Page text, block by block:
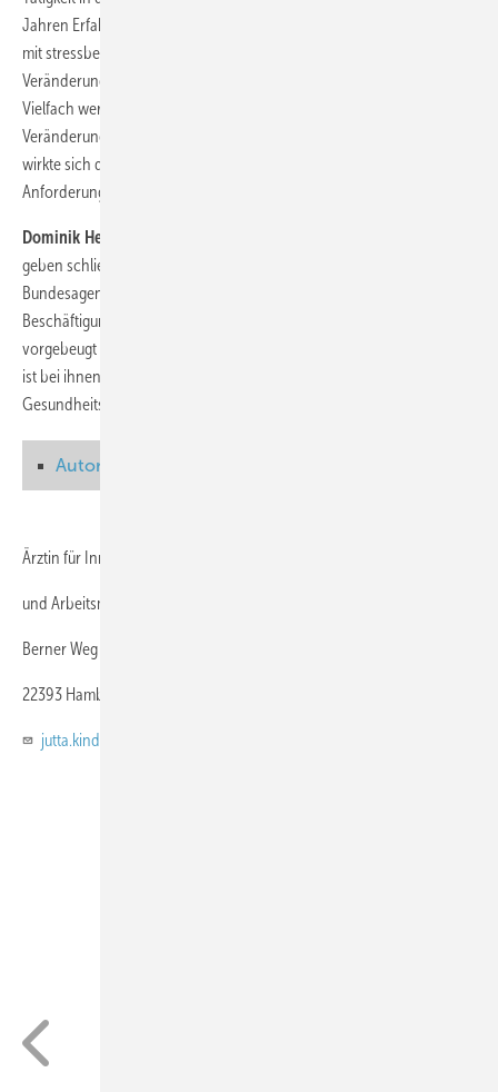
Jahren Erfahrungen bei der Wiedereingliederung von Beschäftigten
mit stressbedingten Erschöpfungskrisen hat, schildert langfristige
Veränderungen bei diesen Menschen nach Rückkehr in den Beruf.
Vielfach werden erst lange Zeit nach der Rückkehr an den Arbeitsplatz
Veränderungen der beruflichen Tätigkeit vorgenommen, immer aber
wirkte sich die erlebte Krise im Umgang mit beruflichen
Anforderungen nachhaltig aus
Dominik Hecker
geben schließlich einen Einblick, welche Gesundheitsstrategie die
Bundesagentur als Arbeitgeber verfolgt, mit welchen Instrumenten die
Beschäftigungsfähigkeit gefördert und einer Arbeitsunfähigkeit
vorgebeugt werden soll. Das Betriebliche Eingliederungsmanagement
ist bei ihnen eine wichtige Säule im Betrieblichen
Gesundheitsmanagement.
Autorin
Ärztin für Innere Medizin
und Arbeitsmedizin
Berner Weg 16 d
22393 Hamburg
jutta.kindel@gmx.de